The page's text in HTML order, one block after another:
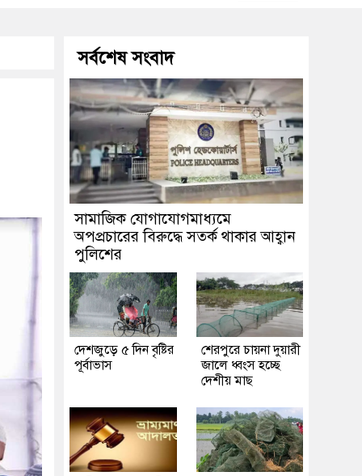
সর্বশেষ সংবাদ
সামাজিক যোগাযোগমাধ্যমে
অপপ্রচারের বিরুদ্ধে সতর্ক থাকার আহ্বান
পুলিশের
দেশজুড়ে ৫ দিন বৃষ্টির
পূর্বাভাস
শেরপুরে চায়না দুয়ারী
জালে ধ্বংস হচ্ছে
দেশীয় মাছ